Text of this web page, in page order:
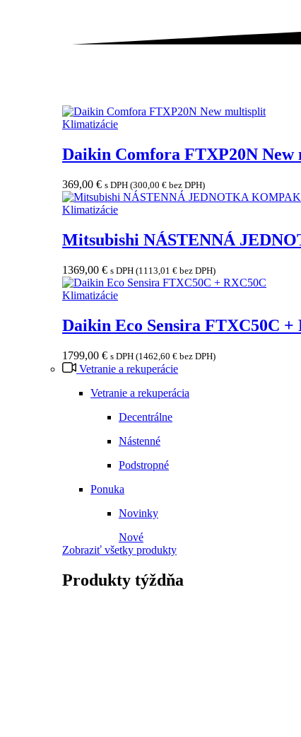
Klimatizácie
Daikin Comfora FTXP20N
369,00 € s DPH (300,00 € bez DPH)
Klimatizácie
Mitsubishi NÁSTENNÁ
1369,00 € s DPH (1113,01 € bez DPH)
Klimatizácie
Daikin Eco Sensira FTXC50C +
1799,00 € s DPH (1462,60 € bez DPH)
Vetranie a rekuperácie
Vetranie a rekuperácia
Decentrálne
Nástenné
Podstropné
Ponuka
Novinky
Nové
Zobraziť všetky produkty
Produkty týždňa